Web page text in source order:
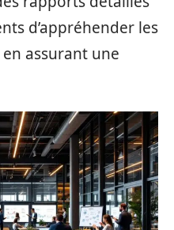
d’appréhender les
assurant une